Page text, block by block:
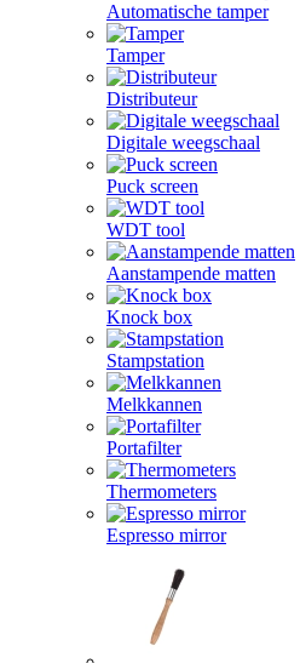
Automatische tamper
Tamper
Distributeur
Digitale weegschaal
Puck screen
WDT tool
Aanstampende matten
Knock box
Stampstation
Melkkannen
Portafilter
Thermometers
Espresso mirror